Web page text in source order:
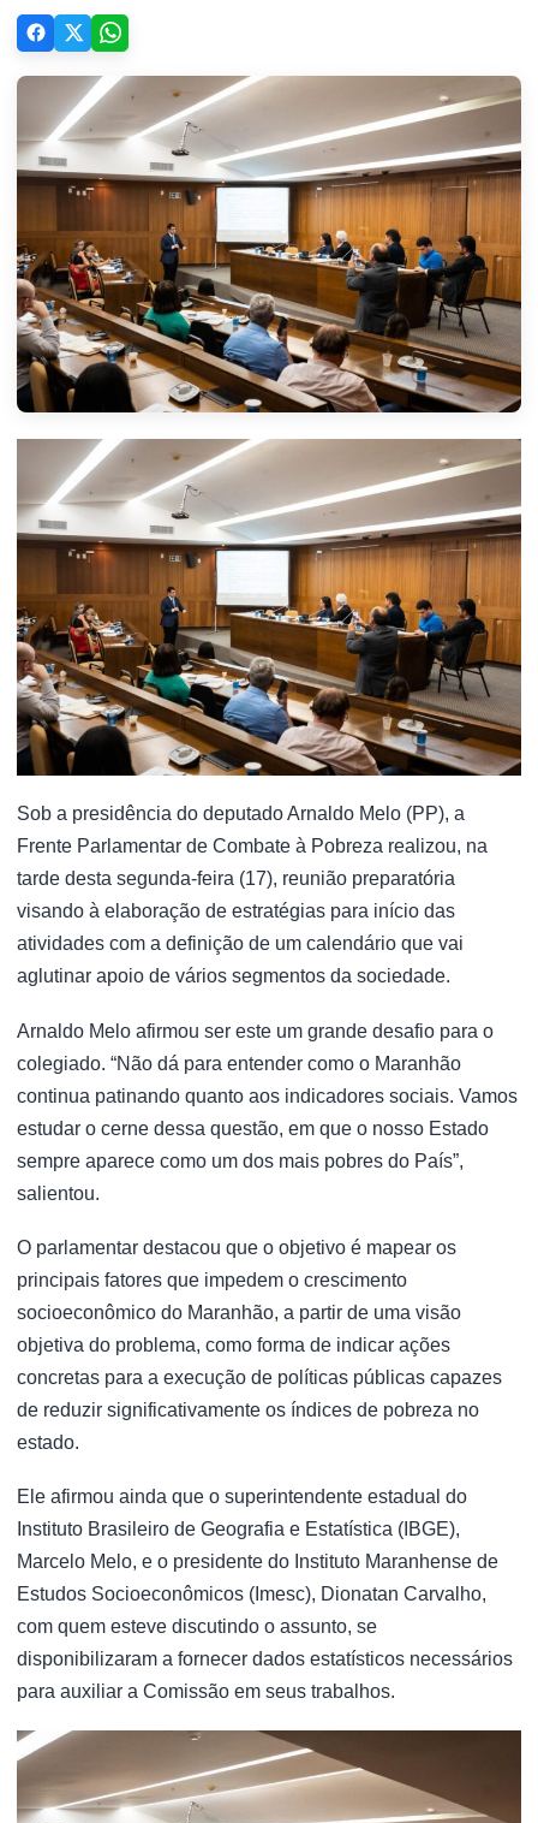
Sob a presidência do deputado Arnaldo Melo (PP), a
Frente Parlamentar de Combate à Pobreza realizou, na
tarde desta segunda-feira (17), reunião preparatória
visando à elaboração de estratégias para início das
atividades com a definição de um calendário que vai
aglutinar apoio de vários segmentos da sociedade.
Arnaldo Melo afirmou ser este um grande desafio para o
colegiado. “Não dá para entender como o Maranhão
continua patinando quanto aos indicadores sociais. Vamos
estudar o cerne dessa questão, em que o nosso Estado
sempre aparece como um dos mais pobres do País”,
salientou.
O parlamentar destacou que o objetivo é mapear os
principais fatores que impedem o crescimento
socioeconômico do Maranhão, a partir de uma visão
objetiva do problema, como forma de indicar ações
concretas para a execução de políticas públicas capazes
de reduzir significativamente os índices de pobreza no
estado.
Ele afirmou ainda que o superintendente estadual do
Instituto Brasileiro de Geografia e Estatística (IBGE),
Marcelo Melo, e o presidente do Instituto Maranhense de
Estudos Socioeconômicos (Imesc), Dionatan Carvalho,
com quem esteve discutindo o assunto, se
disponibilizaram a fornecer dados estatísticos necessários
para auxiliar a Comissão em seus trabalhos.